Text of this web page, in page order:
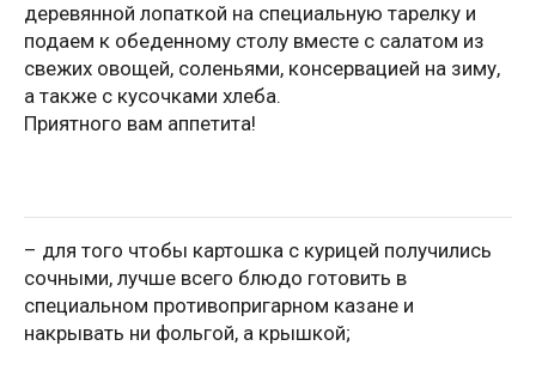
деревянной лопаткой на специальную тарелку и
подаем к обеденному столу вместе с салатом из
свежих овощей, соленьями, консервацией на зиму,
а также с кусочками хлеба.
Приятного вам аппетита!
– для того чтобы картошка с курицей получились
сочными, лучше всего блюдо готовить в
специальном противопригарном казане и
накрывать ни фольгой, а крышкой;